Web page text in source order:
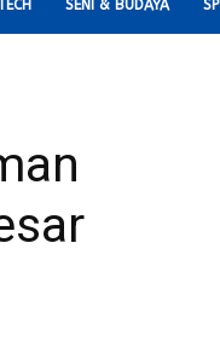
SENI & BUDAYA